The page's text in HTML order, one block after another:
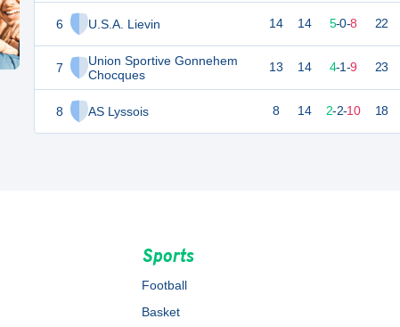
6 U.S.A. Lievin
7
Union Sportive Gonnehem
Chocques
8 AS Lyssois
14 14 5-0-8 22
13 14 4-1-9 23
8 14 2-2-10 18
Sports
Football
Basket